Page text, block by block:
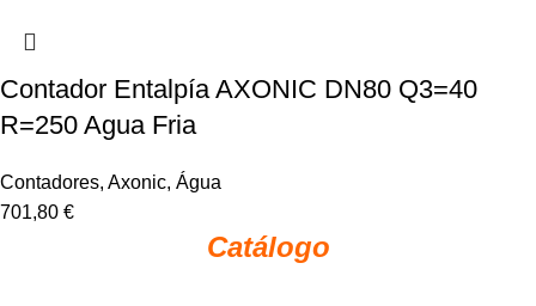
Contador Entalpía AXONIC DN80 Q3=40
R=250 Agua Fria
Contadores, Axonic, Água
701,80 €
Catálogo